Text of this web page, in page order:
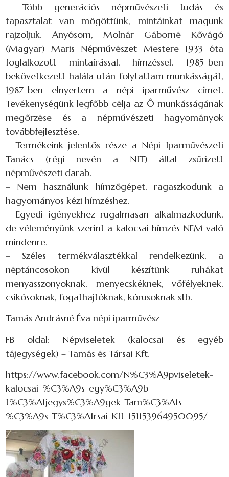
– Több generációs népművészeti tudás és
tapasztalat van mögöttünk, mintáinkat magunk
rajzoljuk. Anyósom, Molnár Gáborné Kővágó
(Magyar) Maris Népművészet Mestere 1933 óta
foglalkozott mintaírással, hímzéssel. 1985-ben
bekövetkezett halála után folytattam munkásságát,
1987-ben elnyertem a népi iparművész címet.
Tevékenységünk legfőbb célja az Ő munkásságának
megőrzése és a népművészeti hagyományok
továbbfejlesztése.
– Termékeink jelentős része a Népi Iparművészeti
Tanács (régi nevén a NIT) által zsűrizett
népművészeti darab.
– Nem használunk hímzőgépet, ragaszkodunk a
hagyományos kézi hímzéshez.
– Egyedi igényekhez rugalmasan alkalmazkodunk,
de véleményünk szerint a kalocsai hímzés NEM való
mindenre.
– Széles termékválasztékkal rendelkezünk, a
néptáncosokon kívül készítünk ruhákat
menyasszonyoknak, menyecskéknek, vőfélyeknek,
csikósoknak, fogathajtóknak, kórusoknak stb.
Tamás Andrásné Éva népi iparművész
FB oldal: Népviseletek (kalocsai és egyéb
tájegységek) – Tamás és Társai Kft.
https://www.facebook.com/N%C3%A9pviseletek-
kalocsai-%C3%A9s-egy%C3%A9b-
t%C3%A1jegys%C3%A9gek-Tam%C3%A1s-
%C3%A9s-T%C3%A1rsai-Kft-151153964950095/